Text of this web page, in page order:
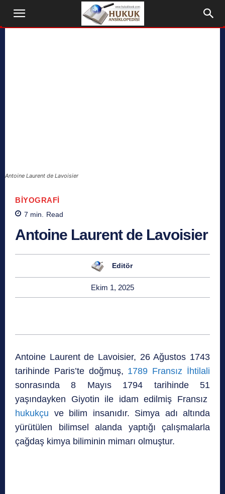
Antoine Laurent de Lavoisier
BIYOGRAFI
7 min. Read
Antoine Laurent de Lavoisier
Editör
Ekim 1, 2025
Antoine Laurent de Lavoisier, 26 Ağustos 1743
tarihinde Paris’te doğmuş, 1789 Fransız İhtilali
sonrasında 8 Mayıs 1794 tarihinde 51
yaşındayken Giyotin ile idam edilmiş Fransız
hukukçu ve bilim insanıdır. Simya adı altında
yürütülen bilimsel alanda yaptığı çalışmalarla
çağdaş kimya biliminin mimarı olmuştur.